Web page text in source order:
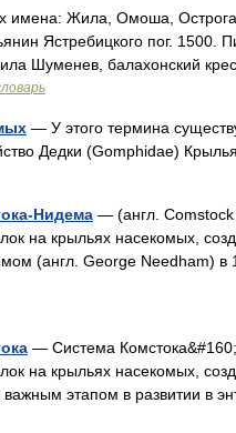
имена: Жила, Омоша, Острога,
Ястребицкого пог. 1500.
Шуменев, балахонский
— У этого термина
Дедки (Gomphidae)
Нидема — (англ. Comstock
на крыльях насекомых,
(англ. George Needham) в
— Система
на крыльях насекомых,
этапом в развитии в